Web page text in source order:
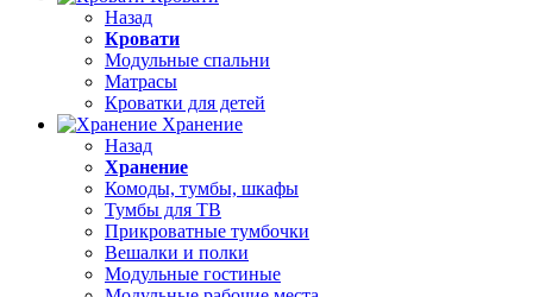
Назад
Кровати
Модульные спальни
Матрасы
Кроватки для детей
Хранение
Назад
Хранение
Комоды, тумбы, шкафы
Тумбы для ТВ
Прикроватные тумбочки
Вешалки и полки
Модульные гостиные